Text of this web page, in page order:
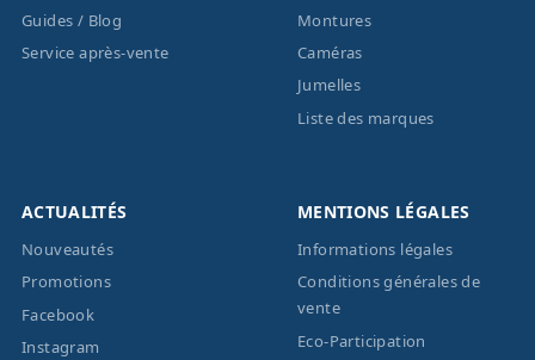
Guides / Blog
Service après-vente
Montures
Caméras
Jumelles
Liste des marques
ACTUALITÉS
Nouveautés
Promotions
Facebook
Instagram
MENTIONS LÉGALES
Informations légales
Conditions générales de
vente
Eco-Participation